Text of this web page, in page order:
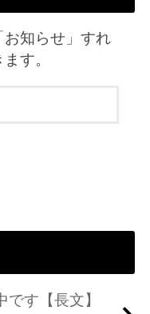
お知らせ」すれ
す。
です【長文】